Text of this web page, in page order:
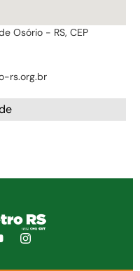
Osório - RS, CEP
rs.org.br